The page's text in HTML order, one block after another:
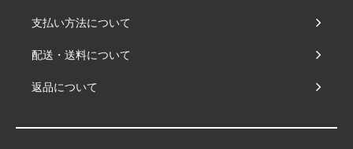
支払い方法について
配送・送料について
返品について